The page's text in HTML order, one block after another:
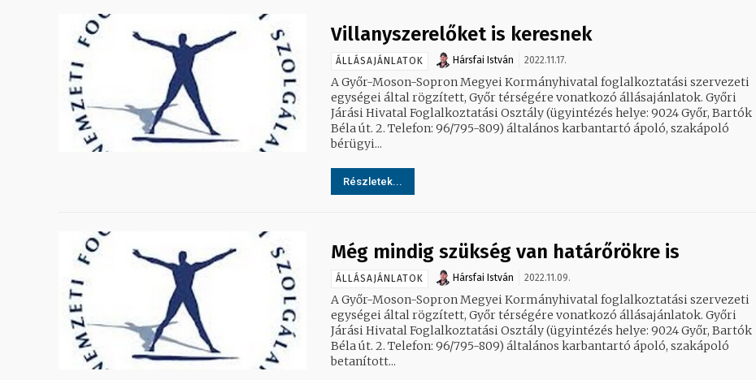
Villanyszerelőket is keresnek
ÁLLÁSAJÁNLATOK Hársfai István 2022.11.17.
A Győr-Moson-Sopron Megyei Kormányhivatal foglalkoztatási szervezeti
egységei által rögzített, Győr térségére vonatkozó állásajánlatok. Győri
Járási Hivatal Foglalkoztatási Osztály (ügyintézés helye: 9024 Győr, Bartók
Béla út. 2. Telefon: 96/795-809) általános karbantartó ápoló, szakápoló
bérügyi...
Részletek...
Még mindig szükség van határőrökre is
ÁLLÁSAJÁNLATOK Hársfai István 2022.11.09.
A Győr-Moson-Sopron Megyei Kormányhivatal foglalkoztatási szervezeti
egységei által rögzített, Győr térségére vonatkozó állásajánlatok. Győri
Járási Hivatal Foglalkoztatási Osztály (ügyintézés helye: 9024 Győr, Bartók
Béla út. 2. Telefon: 96/795-809) általános karbantartó ápoló, szakápoló
betanított...